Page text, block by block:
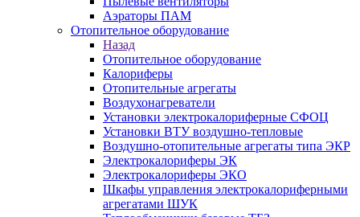
Аэраторы ПАМ
Отопительное оборудование
Назад
Отопительное оборудование
Калориферы
Отопительные агрегаты
Воздухонагреватели
Установки электрокалориферные СФОЦ
Установки ВТУ воздушно-тепловые
Воздушно-отопительные агрегаты типа ЭКР
Электрокалориферы ЭК
Электрокалориферы ЭКО
Шкафы управления электрокалориферными
агрегатами ШУК